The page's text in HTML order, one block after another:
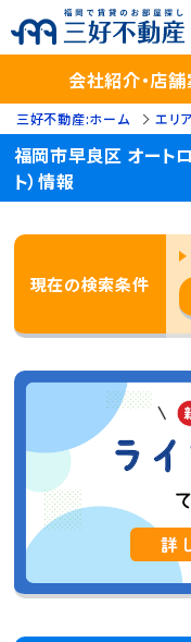
会社紹介・店舗
三好不動産:ホーム エリ
福岡市早良区 オート
ト）情報
現在の検索条件